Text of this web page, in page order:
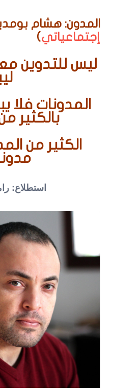
المدون: هشام
إجتماعياتي)
ليس للتدوين
المدونات فلا
بالكثير
الكثير من
استطلاع: